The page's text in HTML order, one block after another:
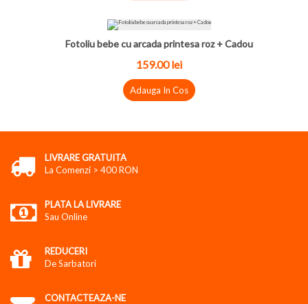
Fotoliu bebe cu arcada printesa roz + Cadou
159.00 lei
Adauga In Cos
LIVRARE GRATUITA
La Comenzi > 400 RON
PLATA LA LIVRARE
Sau Online
REDUCERI
De Sarbatori
CONTACTEAZA-NE